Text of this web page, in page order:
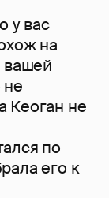
у вас
на
вашей
не
Кеоган не
по
его к